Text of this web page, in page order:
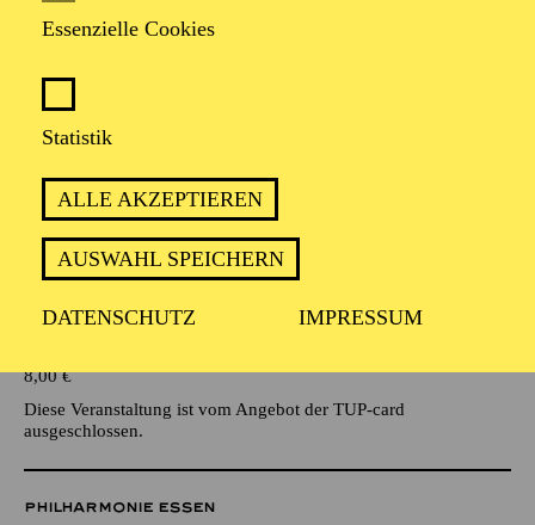
Essenzielle Cookies
Statistik
ALLE AKZEPTIEREN
AUSWAHL SPEICHERN
DATENSCHUTZ IMPRESSUM
05.09.2026
Grillo-Theater
BLICK AUF DEN IRAN –
STIMMEN ZUR AKTUELLEN
LAGE
Veranstalter: Eine Kooperationsveranstaltung mit der Stadt
Essen
8,00€
Diese Veranstaltung ist vom Angebot der TUP-card
ausgeschlossen.
PHILHARMONIE ESSEN